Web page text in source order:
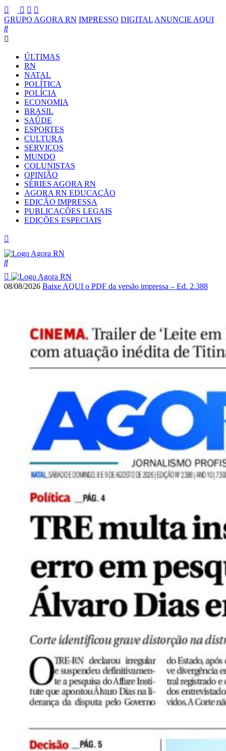
GRUPO AGORA RN IMPRESSO DIGITAL ANUNCIE AQUI
ÚLTIMAS
RN
NATAL
POLÍTICA
POLÍCIA
ECONOMIA
BRASIL
SAÚDE
ESPORTES
CULTURA
SERVIÇOS
MUNDO
COLUNISTAS
OPINIÃO
SÉRIES AGORA RN
AGORA RN EDUCAÇÃO
EDIÇÃO IMPRESSA
PUBLICAÇÕES LEGAIS
EDIÇÕES ESPECIAIS
08/08/2026 Baixe AQUI o PDF da versão impressa – Ed. 2.388